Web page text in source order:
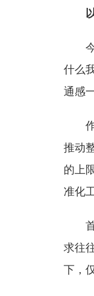
什么
通感
推动
的上
准化
求往
下，